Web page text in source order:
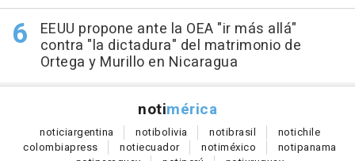
EEUU propone ante la OEA "ir más allá"
contra "la dictadura" del matrimonio de
Ortega y Murillo en Nicaragua
notimérica
noticiargentina notibolivia notibrasil notichile
colombiapress notiecuador notiméxico notipanama